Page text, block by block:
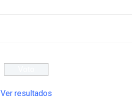
Ver resultados